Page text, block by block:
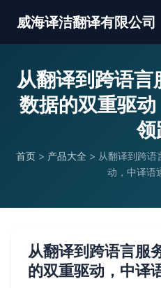
威海译洁翻译有限公司
从翻译到跨语
数据的双重驱
领
首页 > 产品大全 > 从翻译到跨
动，中译语
从翻译到跨语言服
的双重驱动，中译